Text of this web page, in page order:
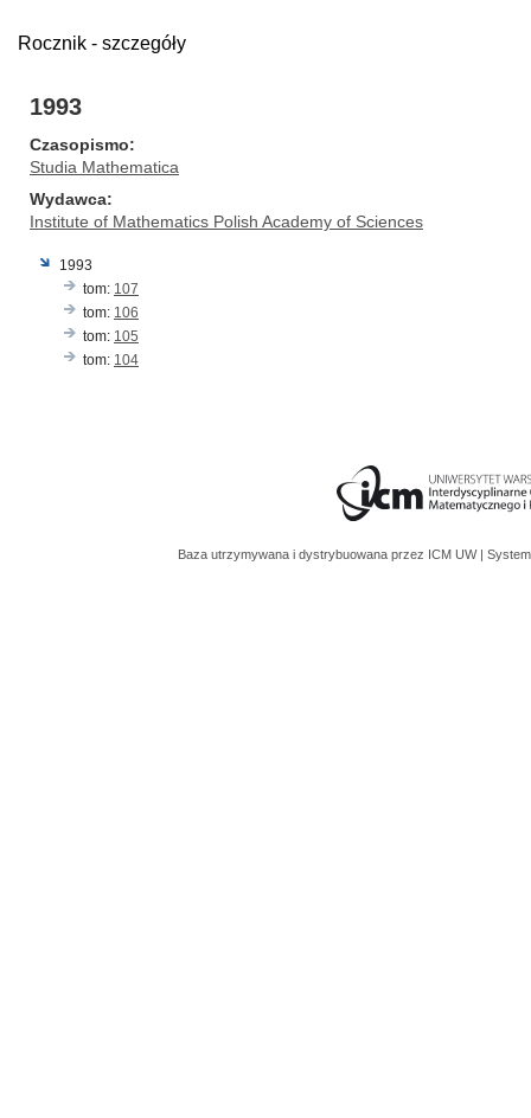
Rocznik - szczegóły
1993
Czasopismo
Studia Mathematica
Wydawca
Institute of Mathematics Polish Academy of Sciences
1993
tom: 107
tom: 106
tom: 105
tom: 104
Baza utrzymywana i dystrybuowana przez ICM UW |